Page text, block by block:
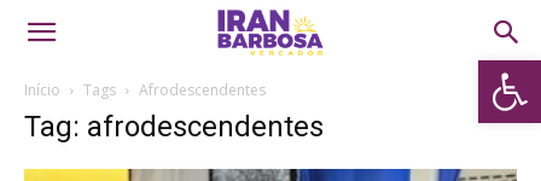
Abrir
Início Tags Afrodescendentes
Tag: afrodescendentes